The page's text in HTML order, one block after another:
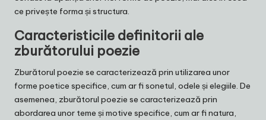
ce privește forma și structura.
Caracteristicile definitorii ale
zburătorului poezie
Zburătorul poezie se caracterizează prin utilizarea unor
forme poetice specifice, cum ar fi sonetul, odele și elegiile. De
asemenea, zburătorul poezie se caracterizează prin
abordarea unor teme și motive specifice, cum ar fi natura,